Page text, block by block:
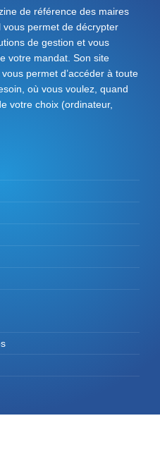
de référence des maires
permet de décrypter
de gestion et vous
votre mandat. Son site
permet d’accéder à toute
où vous voulez, quand
votre choix (ordinateur,